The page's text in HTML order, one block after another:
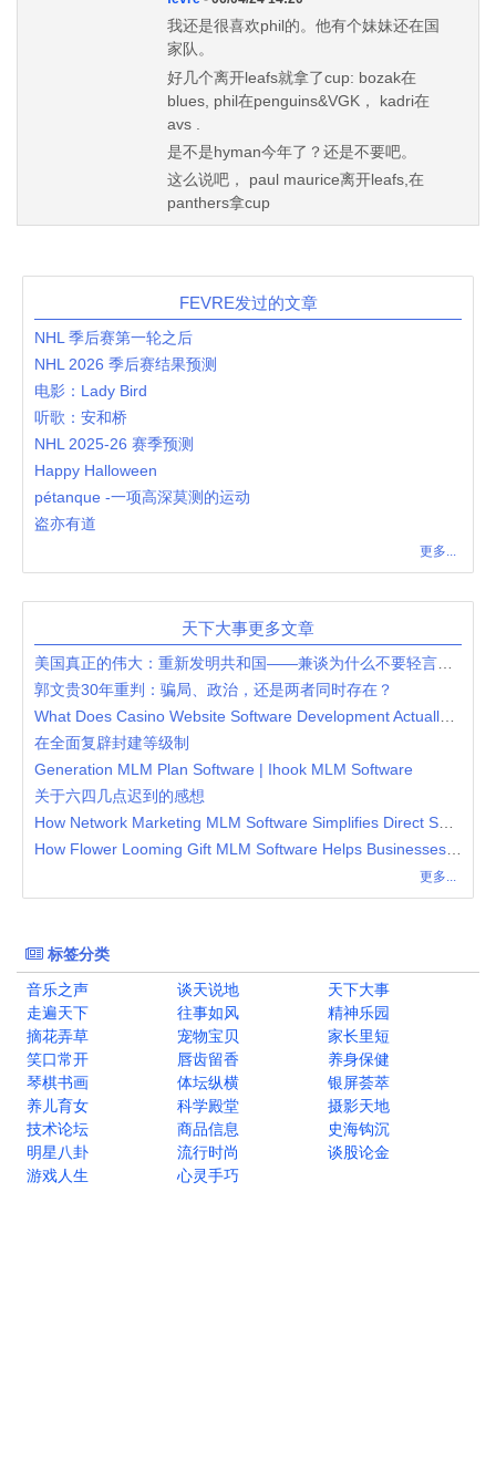
我还是很喜欢phil的。他有个妹妹还在国
家队。
好几个离开leafs就拿了cup: bozak在
blues, phil在penguins&VGK， kadri在
avs .
是不是hyman今年了？还是不要吧。
这么说吧， paul maurice离开leafs,在
panthers拿cup
FEVRE发过的文章
NHL 季后赛第一轮之后
NHL 2026 季后赛结果预测
电影：Lady Bird
听歌：安和桥
NHL 2025-26 赛季预测
Happy Halloween
pétanque -一项高深莫测的运动
盗亦有道
更多...
天下大事更多文章
郭文贵30年重判：骗局、政治，还是两者同时存在？
在全面复辟封建等级制
Generation MLM Plan Software | Ihook MLM Software
关于六四几点迟到的感想
更多...
标签分类
音乐之声
谈天说地
天下大事
走遍天下
往事如风
精神乐园
摘花弄草
宠物宝贝
家长里短
笑口常开
唇齿留香
养身保健
琴棋书画
体坛纵横
银屏荟萃
养儿育女
科学殿堂
摄影天地
技术论坛
商品信息
史海钩沉
明星八卦
流行时尚
谈股论金
游戏人生
心灵手巧